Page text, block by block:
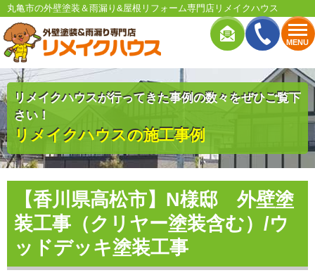
MENU
丸亀市の外壁塗装＆雨漏り&屋根リフォーム専門店リメイクハウス
リメイクハウスが行ってきた事例の数々をぜひご覧下
さい！
リメイクハウスの施工事例
【香川県高松市】N様邸 外壁塗
装工事（クリヤー塗装含む）/ウ
ッドデッキ塗装工事